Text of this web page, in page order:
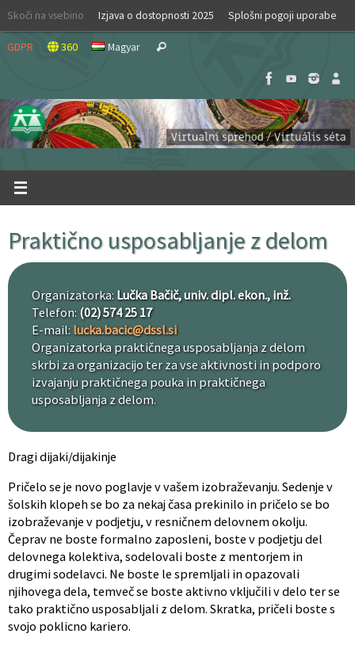
Skip
content
Skoči na vsebino Izjava o dostopnosti 2025 Splošni pogoji uporabe
GDPR 360 Magyar Search
Praktično usposabljanje z delom
Organizatorka: Lučka Bačič, univ. dipl. ekon., inž.
Telefon: (02) 574 25 17
E-mail: lucka.bacic@dssl.si
Organizatorka praktičnega usposabljanja z delom
skrbi za organizacijo ter za vse aktivnosti in podporo
izvajanju praktičnega pouka in praktičnega
usposabljanja z delom.
Dragi dijaki/dijakinje
Pričelo se je novo poglavje v vašem izobraževanju. Sedenje v
šolskih klopeh se bo za nekaj časa prekinilo in pričelo se bo
izobraževanje v podjetju, v resničnem delovnem okolju.
Čeprav ne boste formalno zaposleni, boste v podjetju del
delovnega kolektiva, sodelovali boste z mentorjem in
drugimi sodelavci. Ne boste le spremljali in opazovali
njihovega dela, temveč se boste aktivno vključili v delo ter se
tako praktično usposabljali z delom. Skratka, pričeli boste s
svojo poklicno kariero.